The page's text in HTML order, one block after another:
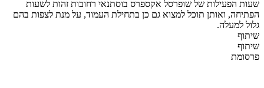
שעות הפעילות של שופרסל אקספרס בוסתנאי רחובות זהות לשעות
הפתיחה, ואותן תוכל למצוא גם כן בתחילת העמוד, על מנת לצפות בהם
גלול למעלה.
שיתוף
שיתוף
פרסומת